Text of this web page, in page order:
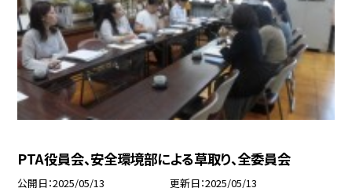
PTA役員会、安全環境部による草取り、全委員会
公開日 2025/05/13 更新日 2025/05/13